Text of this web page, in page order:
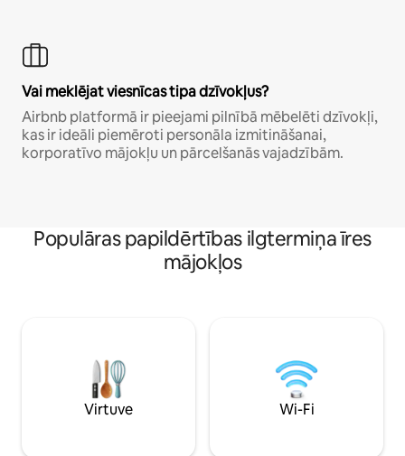
Vai meklējat viesnīcas tipa dzīvokļus?
Airbnb platformā ir pieejami pilnībā mēbelēti dzīvokļi,
kas ir ideāli piemēroti personāla izmitināšanai,
korporatīvo mājokļu un pārcelšanās vajadzībām.
Populāras papildērtības ilgtermiņa īres
mājokļos
Virtuve Wi-Fi